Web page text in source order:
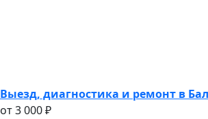
Выезд, диагностика и ремонт в
oт 3 000 ₽